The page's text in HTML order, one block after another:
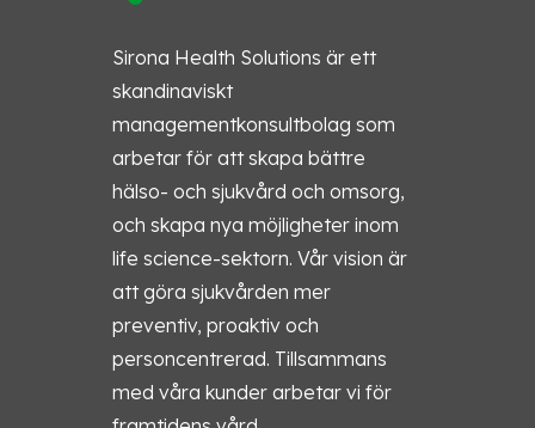
Sirona Health Solutions är ett
skandinaviskt
managementkonsultbolag som
arbetar för att skapa bättre
hälso- och sjukvård och omsorg,
och skapa nya möjligheter inom
life science-sektorn. Vår vision är
att göra sjukvården mer
preventiv, proaktiv och
personcentrerad. Tillsammans
med våra kunder arbetar vi för